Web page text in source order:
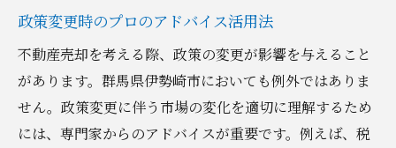
政策変更時のプロのアドバイス活用法
不動産売却を考える際、政策の変更が影響を与えること
があります。群馬県伊勢崎市においても例外ではありま
せん。政策変更に伴う市場の変化を適切に理解するため
には、専門家からのアドバイスが重要です。例えば、税